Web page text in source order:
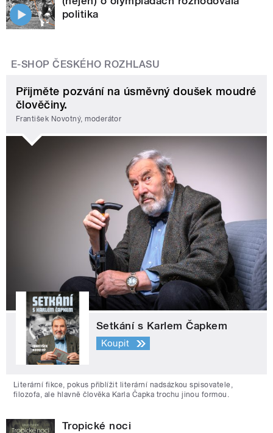
politika
E-SHOP ČESKÉHO ROZHLASU
Přijměte pozvání na úsměvný doušek moudré
člověčiny.
František Novotný, moderátor
Setkání s Karlem Čapkem
Koupit
Literární fikce, pokus přiblížit literární nadsázkou spisovatele,
filozofa, ale hlavně člověka Karla Čapka trochu jinou formou.
Tropické noci